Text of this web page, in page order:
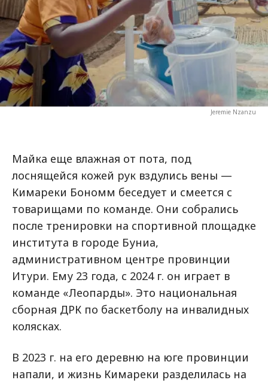
Jeremie Nzanzu
Майка еще влажная от пота, под
лоснящейся кожей рук вздулись вены —
Кимареки Бономм беседует и смеется с
товарищами по команде. Они собрались
после тренировки на спортивной площадке
института в городе Буниа,
административном центре провинции
Итури. Ему 23 года, с 2024 г. он играет в
команде «Леопарды». Это национальная
сборная ДРК по баскетболу на инвалидных
колясках.
В 2023 г. на его деревню на юге провинции
напали, и жизнь Кимареки разделилась на